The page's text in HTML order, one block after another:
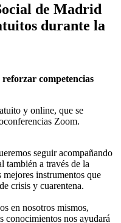
de Madrid
durante la
competencias
y online, que se
Zoom.
seguir acompañando
también a través de la
instrumentos que
crisis y cuarentena.
en nosotros mismos,
conocimientos nos ayudará